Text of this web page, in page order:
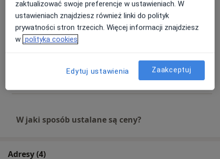
150 zł - 200 zł Szczegóły
Konsultacja dietetyczna z jadłospisem
450 zł Szczegóły
Konsultacja online
W jaki sposób ustalane są ceny?
Adresy (4)
zaktualizować swoje preferencje w ustawieniach. W
ustawieniach znajdziesz również linki do polityk
prywatności stron trzecich. Więcej informacji znajdziesz
w polityka cookies
Edytuj ustawienia Zaakceptuj